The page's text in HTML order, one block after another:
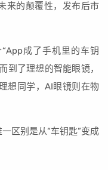
来的颠覆性，发布后市
成了手机里的车钥
到了理想的智能眼镜，
想同学，AI眼镜则在物
区别是从“车钥匙”变成